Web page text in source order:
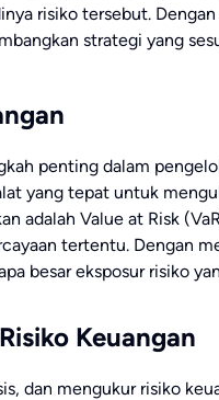
risiko tersebut.
strategi yang
penting dalam
yang tepat untuk
adalah Value at Risk
tertentu. Dengan
besar eksposur risiko
Keuangan
dan mengukur risiko